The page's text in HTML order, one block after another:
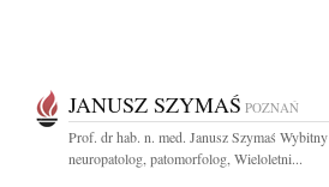
JANUSZ SZYMAŚ POZNAŃ
Prof. dr hab. n. med. Janusz Szymaś Wybitny
neuropatolog, patomorfolog, Wieloletni...